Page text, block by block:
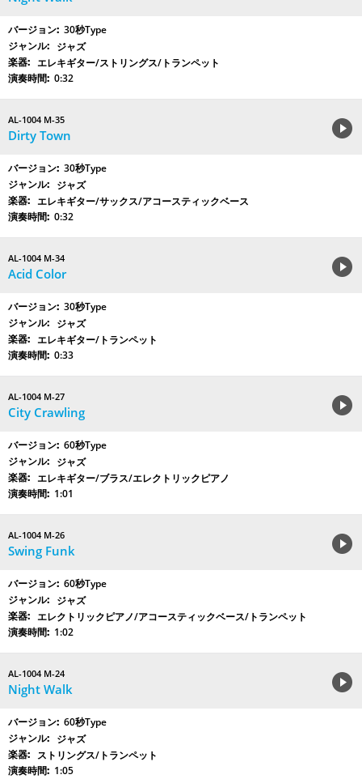
30秒Type
ジャズ
エレキギター/ストリングス/トランペット
0:32
AL-1004 M-35
Dirty Town
30秒Type
ジャズ
エレキギター/サックス/アコースティックベース
0:32
AL-1004 M-34
Acid Color
30秒Type
ジャズ
エレキギター/トランペット
0:33
AL-1004 M-27
City Crawling
60秒Type
ジャズ
エレキギター/ブラス/エレクトリックピアノ
1:01
AL-1004 M-26
Swing Funk
60秒Type
ジャズ
エレクトリックピアノ/アコースティックベース/トランペット
1:02
AL-1004 M-24
Night Walk
60秒Type
ジャズ
ストリングス/トランペット
1:05